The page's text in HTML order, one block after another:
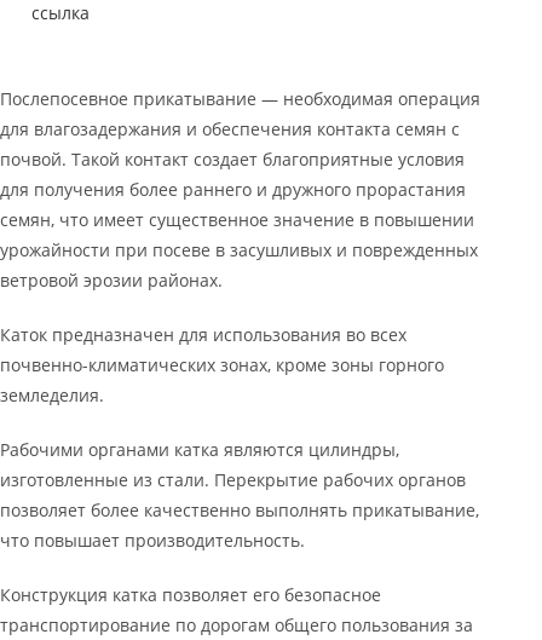
ссылка
Послепосевное прикатывание — необходимая операция
для влагозадержания и обеспечения контакта семян с
почвой. Такой контакт создает благоприятные условия
для получения более раннего и дружного прорастания
семян, что имеет существенное значение в повышении
урожайности при посеве в засушливых и поврежденных
ветровой эрозии районах.
Каток предназначен для использования во всех
почвенно-климатических зонах, кроме зоны горного
земледелия.
Рабочими органами катка являются цилиндры,
изготовленные из стали. Перекрытие рабочих органов
позволяет более качественно выполнять прикатывание,
что повышает производительность.
Конструкция катка позволяет его безопасное
транспортирование по дорогам общего пользования за